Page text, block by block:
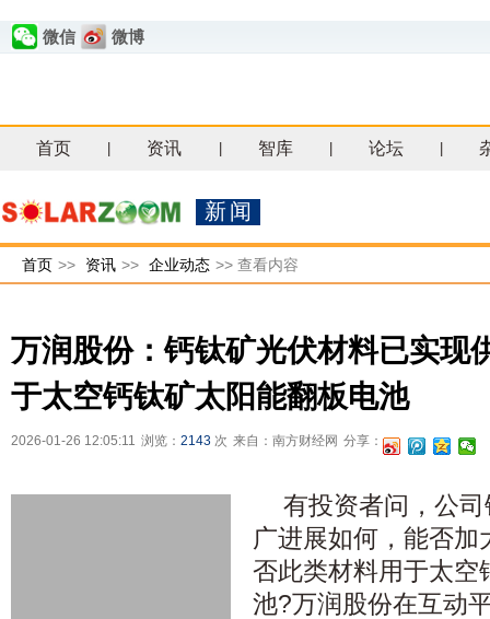
微信 微博
首页 资讯 智库 论坛
新闻
首页 >> 资讯 >> 企业动态 >> 查看内容
万润股份：钙钛矿光伏材料已实现
于太空钙钛矿太阳能翻板电池
2026-01-26 12:05:11 浏览： 2143 次 来自：南方财经网 分享：
有投资者问，公
广进展如何，能否
否此类材料用于太空
池?万润股份在互动